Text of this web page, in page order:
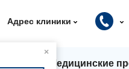
×
Адрес клиники
Медицинские